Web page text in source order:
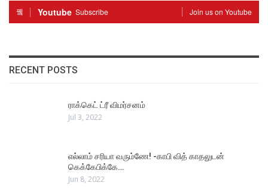
Youtube Subscribe Join us on Youtube
RECENT POSTS
ராக்கெட் ட்ரீ விமர்சனம்
Jul 3, 2022
எல்லாம் சரியா வரும்ணே! -காபி வித் காதலுடன்
கெக்கேபிக்கே…
Jun 8, 2022